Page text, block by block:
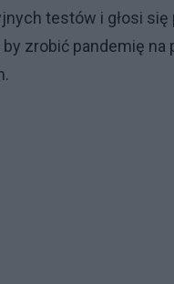
testów i głosi
zrobić pandemię